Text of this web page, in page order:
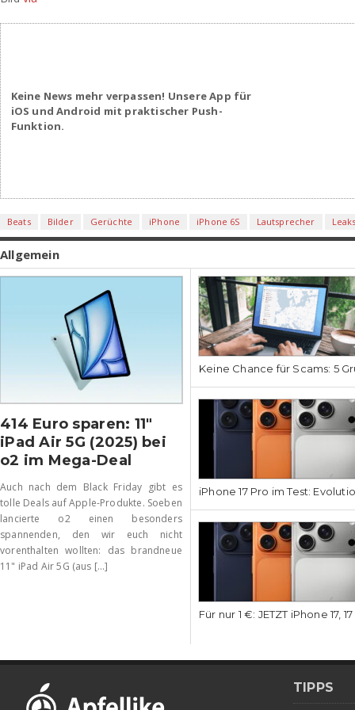
Keine News mehr verpassen! Unsere App für
iOS und Android mit praktischer Push-
Funktion.
Beats Bilder Gerüchte iPhone iPhone 6S Lautsprecher
Allgemein
414 Euro sparen: 11″
iPad Air 5G (2025) bei
o2 im Mega-Deal
Auch nach dem Black Friday gibt es
tolle Deals auf Apple-Produkte. Soeben
lancierte o2 einen besonders
spannenden, den wir euch nicht
vorenthalten wollten: das brandneue
11" iPad Air 5G (aus [...]
Keine Chance für Scams: 5
iPhone 17 Pro im Test:
Für nur 1 €: JETZT iPhone 17,
TIPPS